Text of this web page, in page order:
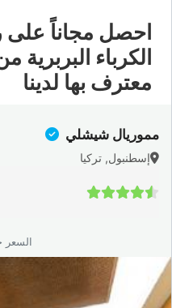
احصل مجاناً على
معترف بها لدينا
مموريال شيشلي
إسطنبول, تركيا